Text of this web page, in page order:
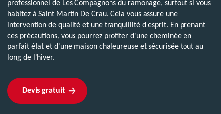
professionnel de Les Compagnons du ramonage, surtout si vous
habitez à Saint Martin De Crau. Cela vous assure une
intervention de qualité et une tranquillité d'esprit. En prenant
ces précautions, vous pourrez profiter d'une cheminée en
parfait état et d'une maison chaleureuse et sécurisée tout au
long de l'hiver.
Devis gratuit